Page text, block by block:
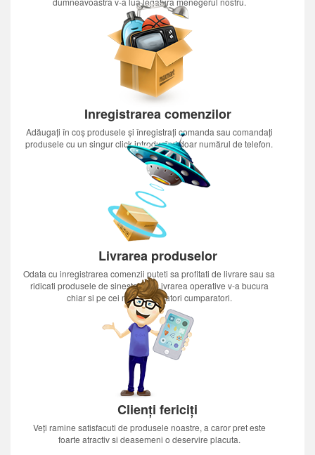
Inregistrarea comenzilor
Adăugați în coș produsele și înregistrați comanda sau comandați
produsele cu un singur click introducînd doar numărul de telefon.
Livrarea produselor
Odata cu inregistrarea comenzii puteti sa profitati de livrare sau sa
ridicati produsele de sinestatator.Livrarea operative v-a bucura
chiar si pe cei mai nerabdatori cumparatori.
Clienți fericiți
Veți ramine satisfacuti de produsele noastre, a caror pret este
foarte atractiv si deasemeni o deservire placuta.